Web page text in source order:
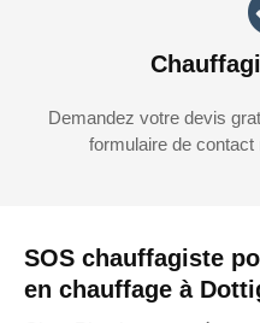
SOS chauffagiste
en chauffage à
Demandez votre devis
formulaire de contact